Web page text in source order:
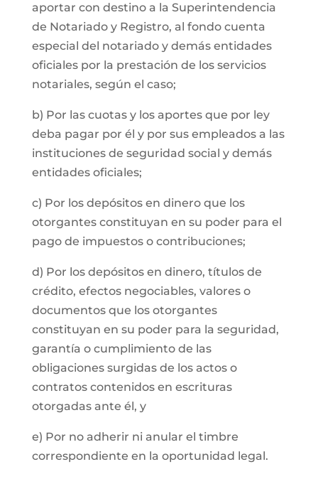
aportar con destino a la Superintendencia
de Notariado y Registro, al fondo cuenta
especial del notariado y demás entidades
oficiales por la prestación de los servicios
notariales, según el caso;
b) Por las cuotas y los aportes que por ley
deba pagar por él y por sus empleados a las
instituciones de seguridad social y demás
entidades oficiales;
c) Por los depósitos en dinero que los
otorgantes constituyan en su poder para el
pago de impuestos o contribuciones;
d) Por los depósitos en dinero, títulos de
crédito, efectos negociables, valores o
documentos que los otorgantes
constituyan en su poder para la seguridad,
garantía o cumplimiento de las
obligaciones surgidas de los actos o
contratos contenidos en escrituras
otorgadas ante él, y
e) Por no adherir ni anular el timbre
correspondiente en la oportunidad legal.